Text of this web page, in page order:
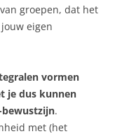
groepen, dat het
eigen
vormen
je dus kunnen
.
met (het